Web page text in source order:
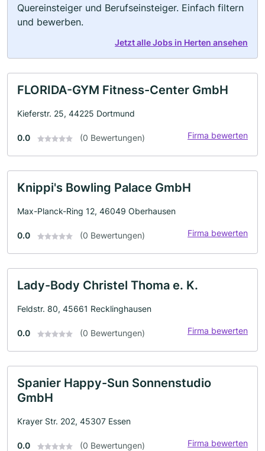
Quereinsteiger und Berufseinsteiger. Einfach filtern
und bewerben.
Jetzt alle Jobs in Herten ansehen
FLORIDA-GYM Fitness-Center GmbH
Kieferstr. 25, 44225 Dortmund
0.0 (0 Bewertungen) Firma bewerten
Knippi's Bowling Palace GmbH
Max-Planck-Ring 12, 46049 Oberhausen
0.0 (0 Bewertungen) Firma bewerten
Lady-Body Christel Thoma e. K.
Feldstr. 80, 45661 Recklinghausen
0.0 (0 Bewertungen) Firma bewerten
Spanier Happy-Sun Sonnenstudio
GmbH
Krayer Str. 202, 45307 Essen
0.0 (0 Bewertungen) Firma bewerten